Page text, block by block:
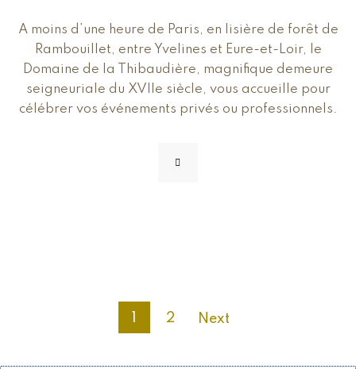
A moins d’une heure de Paris, en lisière de forêt de
Rambouillet, entre Yvelines et Eure-et-Loir, le
Domaine de la Thibaudière, magnifique demeure
seigneuriale du XVIIe siècle, vous accueille pour
célébrer vos événements privés ou professionnels.
2 Next